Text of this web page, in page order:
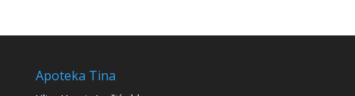
Apoteka Tina